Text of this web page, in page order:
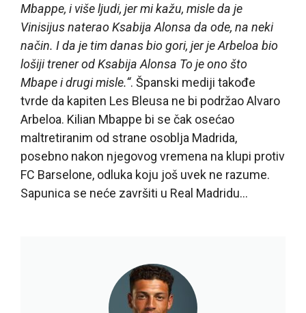
Mbappe, i više ljudi, jer mi kažu, misle da je
Vinisijus naterao Ksabija Alonsa da ode, na neki
način. I da je tim danas bio gori, jer je Arbeloa bio
lošiji trener od Ksabija Alonsa To je ono što
Mbape i drugi misle.“. Španski mediji takođe
tvrde da kapiten Les Bleusa ne bi podržao Alvaro
Arbeloa. Kilian Mbappe bi se čak osećao
maltretiranim od strane osoblja Madrida,
posebno nakon njegovog vremena na klupi protiv
FC Barselone, odluka koju još uvek ne razume.
Sapunica se neće završiti u Real Madridu…